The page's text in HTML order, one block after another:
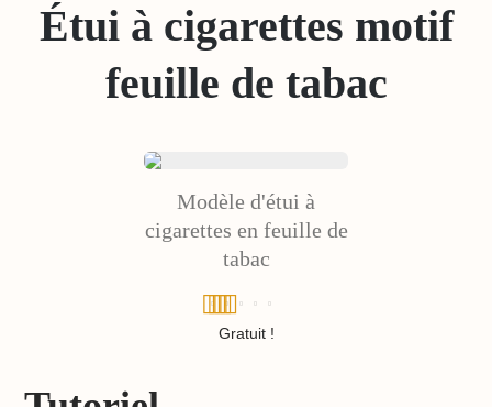
Étui à cigarettes motif
feuille de tabac
Modèle d'étui à
cigarettes en feuille de
tabac
Note5.00
Gratuit !